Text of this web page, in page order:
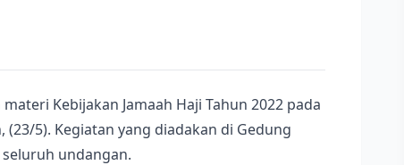
Kebijakan Jamaah Haji Tahun 2022 pada
5). Kegiatan yang diadakan di Gedung
undangan.